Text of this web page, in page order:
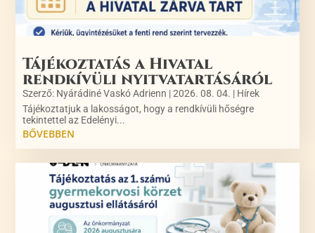
Tájékoztatás a Hivatal
rendkívüli nyitvatartásáról
Szerző: Nyárádiné Vaskó Adrienn |2026. 08. 04. | Hírek
Tájékoztatjuk a lakosságot, hogy a rendkívüli hőségre
tekintettel az Edelényi...
BŐVEBBEN